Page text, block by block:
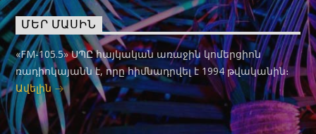
ՄԵՐ ՄԱՍԻՆ
«FM-105.5» ՍՊԸ հայկական առաջին կոմերցիոն
ռադիոկայանն է, որը հիմնադրվել է 1994 թվականին։
Ավելին